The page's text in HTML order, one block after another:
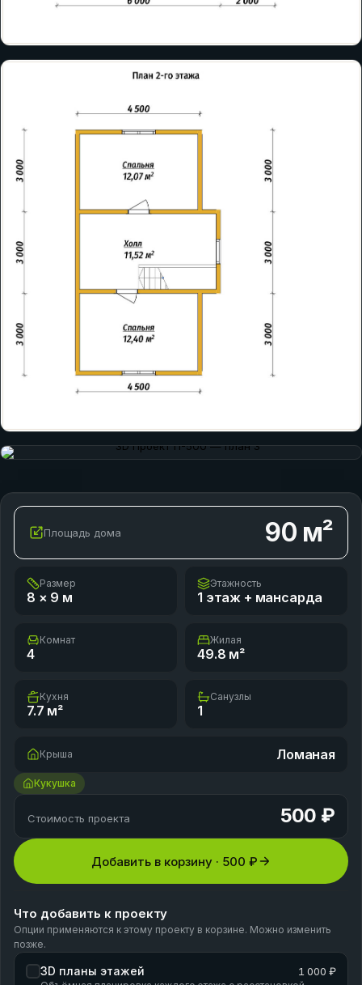
Площадь дома 90 м²
Размер
8 × 9 м
Этажность
1 этаж + мансарда
Комнат
4
Жилая
49.8 м²
Кухня
7.7 м²
Санузлы
1
Крыша Ломаная
Кукушка
Стоимость проекта 500 ₽
Добавить в корзину · 500 ₽
Что добавить к проекту
Опции применяются к этому проекту в корзине. Можно изменить
позже.
3D планы этажей 1 000 ₽